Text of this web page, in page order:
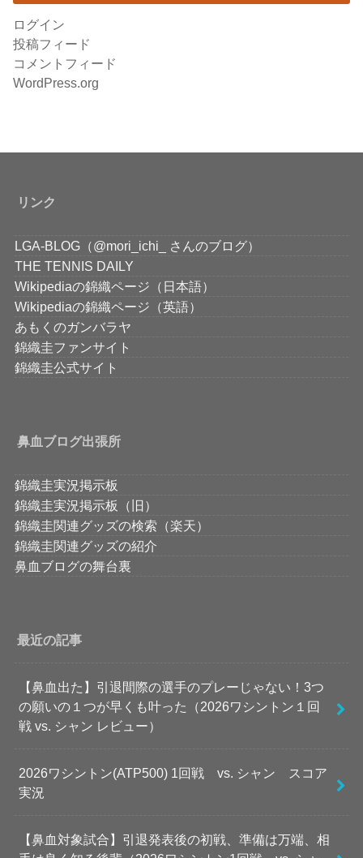
ログイン
投稿フィード
コメントフィード
WordPress.org
リンク
LGA-BLOG（@mori_ichi_ さんのブログ）
THE TENNIS DAILY
Wikipediaの錦織ページ（日本語）
Wikipediaの錦織ページ（英語）
あもくのガンバラヤ
錦織圭ファンサイト
錦織圭公式サイト
鼻血ブログ出張所
錦織圭実況掲示板
錦織圭実況掲示板（旧）
錦織圭関連グッズの検索（楽天）
錦織圭関連グッズの紹介
鼻血ブログの舞台裏
最近の記事
【鼻血出た】引退間際の選手のプレーじゃない！3つ
の願いの１つが早くも叶った（2026ワシントン１回
戦 vs. シャン レビュー）
2026ワシントン(ATP500) 1回戦 vs. シャン スコア
実況
【鼻血対象試合】引退発表後の初戦、準備は万端、相